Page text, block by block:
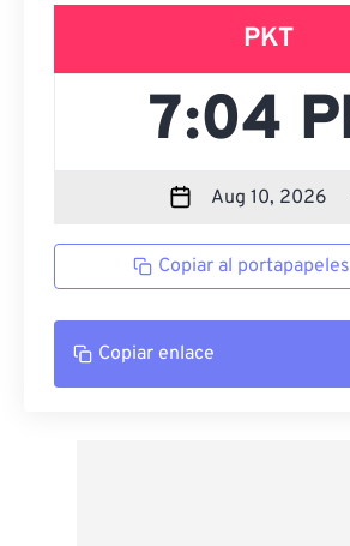
PKT
Copiar al portapapeles
Copiar enlace